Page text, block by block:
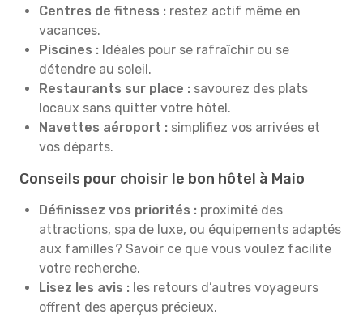
Centres de fitness : restez actif même en
vacances.
Piscines : Idéales pour se rafraîchir ou se
détendre au soleil.
Restaurants sur place : savourez des plats
locaux sans quitter votre hôtel.
Navettes aéroport : simplifiez vos arrivées et
vos départs.
Conseils pour choisir le bon hôtel à Maio
Définissez vos priorités : proximité des
attractions, spa de luxe, ou équipements adaptés
aux familles ? Savoir ce que vous voulez facilite
votre recherche.
Lisez les avis : les retours d’autres voyageurs
offrent des aperçus précieux.